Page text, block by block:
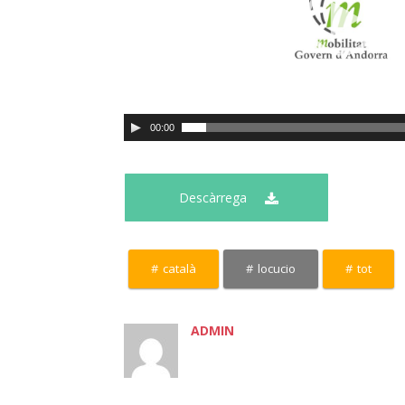
00:00
Descàrrega
català locucio tot
ADMIN